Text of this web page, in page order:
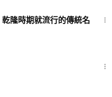
隆時期就流行的傳統名